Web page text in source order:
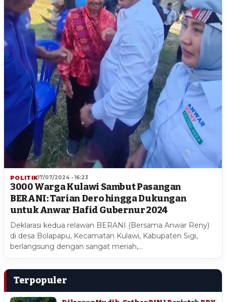
POLITIK17/07/2024 - 16:23
3000 Warga Kulawi Sambut Pasangan
BERANI: Tarian Dero hingga Dukungan
untuk Anwar Hafid Gubernur 2024
Deklarasi kedua relawan BERANI (Bersama Anwar Reny)
di desa Bolapapu, Kecamatan Kulawi, Kabupaten Sigi,
berlangsung dengan sangat meriah,…
Terpopuler